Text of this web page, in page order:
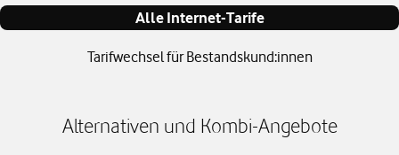
Alle Internet-Tarife
Tarifwechsel für Bestandskund:innen
Alternativen und Kombi-Angebote